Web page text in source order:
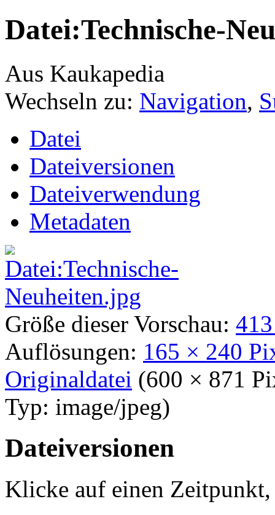
Datei:Technische-
Aus Kaukapedia
Wechseln zu: Navigation,
Datei
Dateiversionen
Dateiverwendung
Metadaten
Größe dieser Vorschau:
Auflösungen: 165 × 240
Originaldatei (600 × 871
Typ: image/jpeg)
Dateiversionen
Klicke auf einen Zeitpunkt,